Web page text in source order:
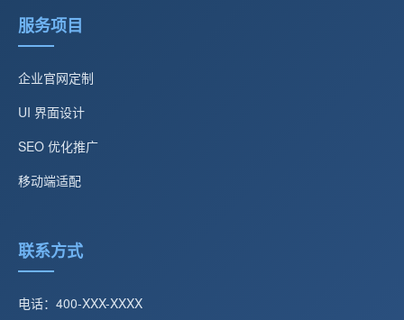
服务项目
企业官网定制
UI 界面设计
SEO 优化推广
移动端适配
联系方式
电话：400-XXX-XXXX